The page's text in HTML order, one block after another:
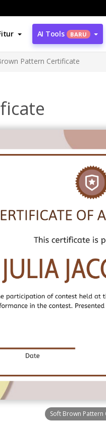
AI Tools BARU
Pattern Certificate
Soft Brown Pattern